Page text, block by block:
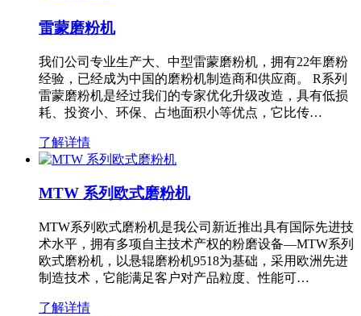
雷蒙磨粉机
我们公司专业生产大、中型雷蒙磨粉机，拥有22年磨粉
经验，已经成为中国的磨粉机制造商和供应商。 R系列
雷蒙磨粉机是经过我们的专家优化升级改造，具有低损
耗、投资小、环保、占地面积小等优点，它比传…
了解详情
MTW 系列欧式磨粉机
MTW系列欧式磨粉机是我公司新近推出具有国际先进技
术水平，拥有多项自主技术产权的粉磨设备—MTW系列
欧式磨粉机，以悬辊磨粉机9518为基础，采用欧洲先进
制造技术，它能满足客户对产品粒度、性能可…
了解详情